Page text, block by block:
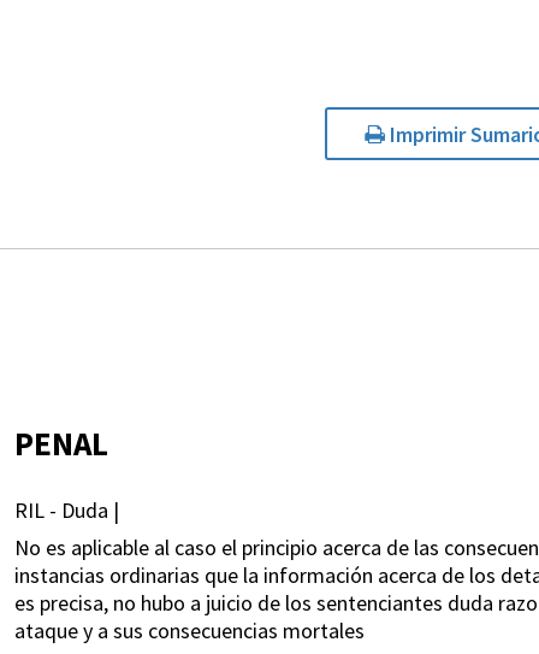
Imprimir
PENAL
RIL - Duda |
No es aplicable al caso el principio acerca de las
instancias ordinarias que la información acerca de los
es precisa, no hubo a juicio de los sentenciantes duda
ataque y a sus consecuencias mortales